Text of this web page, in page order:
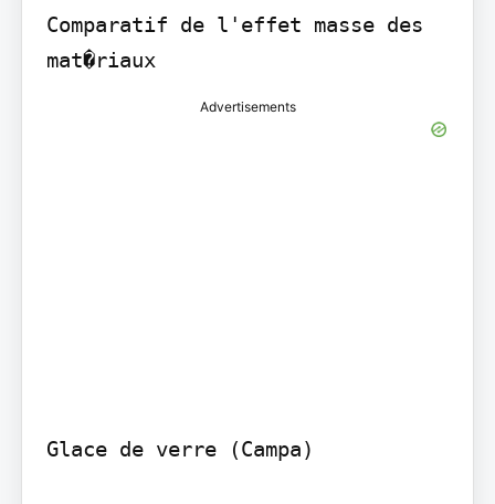
Comparatif de l'effet masse des
mat�riaux
Advertisements
Glace de verre (Campa)